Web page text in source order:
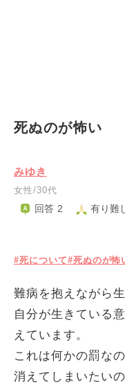
死ぬのが怖い
みゆき
女性/30代
回答 2 有り難
#死について#死ぬのが怖
難病を抱えながら
自分が生きている
えています。
これは何かの罰な
消えてしまいたい